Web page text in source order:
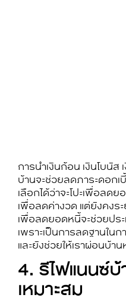
การนำเงินก้อน เงินโบนัส
บ้านจะช่วยลดภาระดอกเ
เลือกได้ว่าจะโปะเพื่อลด
เพื่อลดค่างวด แต่ยังคงระ
เพื่อลดยอดหนี้จะช่วยปร
เพราะเป็นการลดฐานใน
และยังช่วยให้เราผ่อนบ้า
4. รีไฟแนนซ์บ้
เหมาะสม